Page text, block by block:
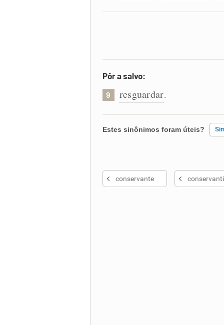
Pôr a salvo:
9 resguardar.
Estes sinônimos foram úteis?
Nenhum dos sinônimos
conservante